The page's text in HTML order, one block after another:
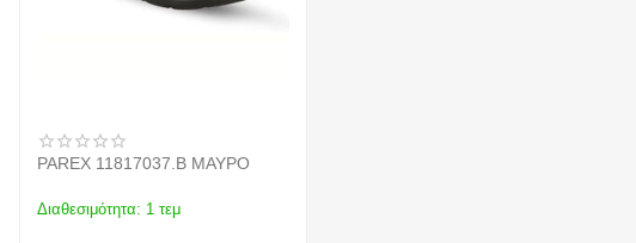
PAREX 11817037.B ΜΑΥΡΟ
Διαθεσιμότητα: 1 τεμ